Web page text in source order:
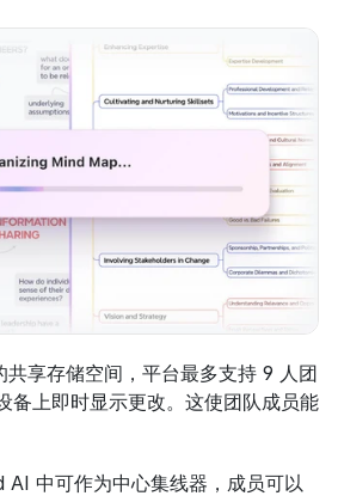
共享存储空间，平台最多支持 9 人团
备上即时显示更改。这使团队成员能
AI 中可作为中心集线器，成员可以